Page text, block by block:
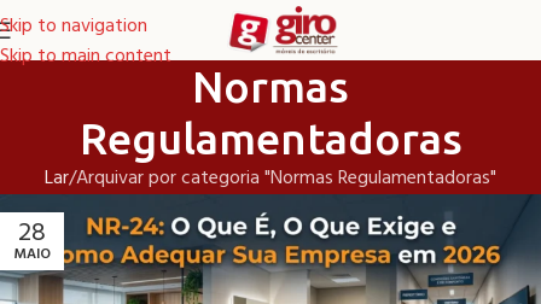
Skip to navigation
Skip to main content
Normas
Regulamentadoras
Lar Arquivar por categoria "Normas Regulamentadoras"
28
MAIO